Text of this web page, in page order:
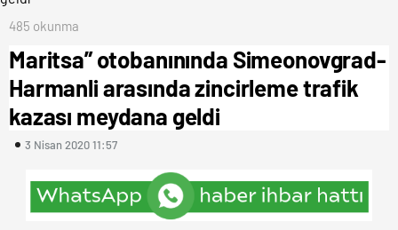
485 okunma
Maritsa” otobanınında Simeonovgrad-
Harmanli arasında zincirleme trafik
kazası meydana geldi
3 Nisan 2020 11:57